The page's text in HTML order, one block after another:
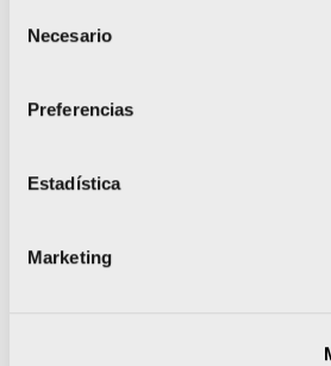
Necesario
Preferencias
Estadística
Marketing
8.000 alumnos viven El
Un reconocimiento de oro para